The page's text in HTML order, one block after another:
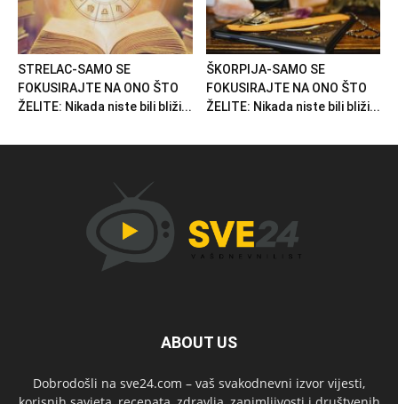
STRELAC-SAMO SE
FOKUSIRAJTE NA ONO ŠTO
ŽELITE: Nikada niste bili bliži...
ŠKORPIJA-SAMO SE
FOKUSIRAJTE NA ONO ŠTO
ŽELITE: Nikada niste bili bliži...
ABOUT US
Dobrodošli na sve24.com – vaš svakodnevni izvor vijesti,